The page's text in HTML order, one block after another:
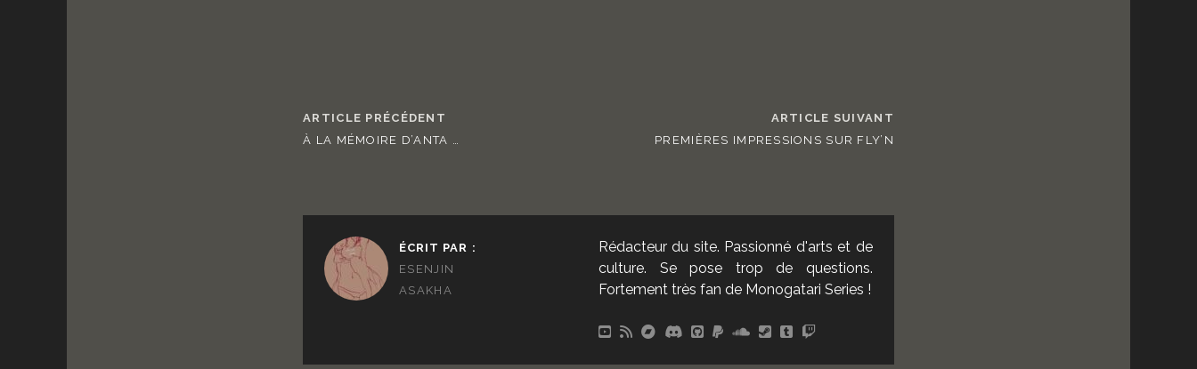
ARTICLE PRÉCÉDENT
À LA MÉMOIRE D’ANTA …
ARTICLE SUIVANT
PREMIÈRES IMPRESSIONS SUR FLY’N
ÉCRIT PAR :
ESENJIN
ASAKHA
Rédacteur du site. Passionné d'arts et de
culture. Se pose trop de questions.
Fortement très fan de Monogatari Series !